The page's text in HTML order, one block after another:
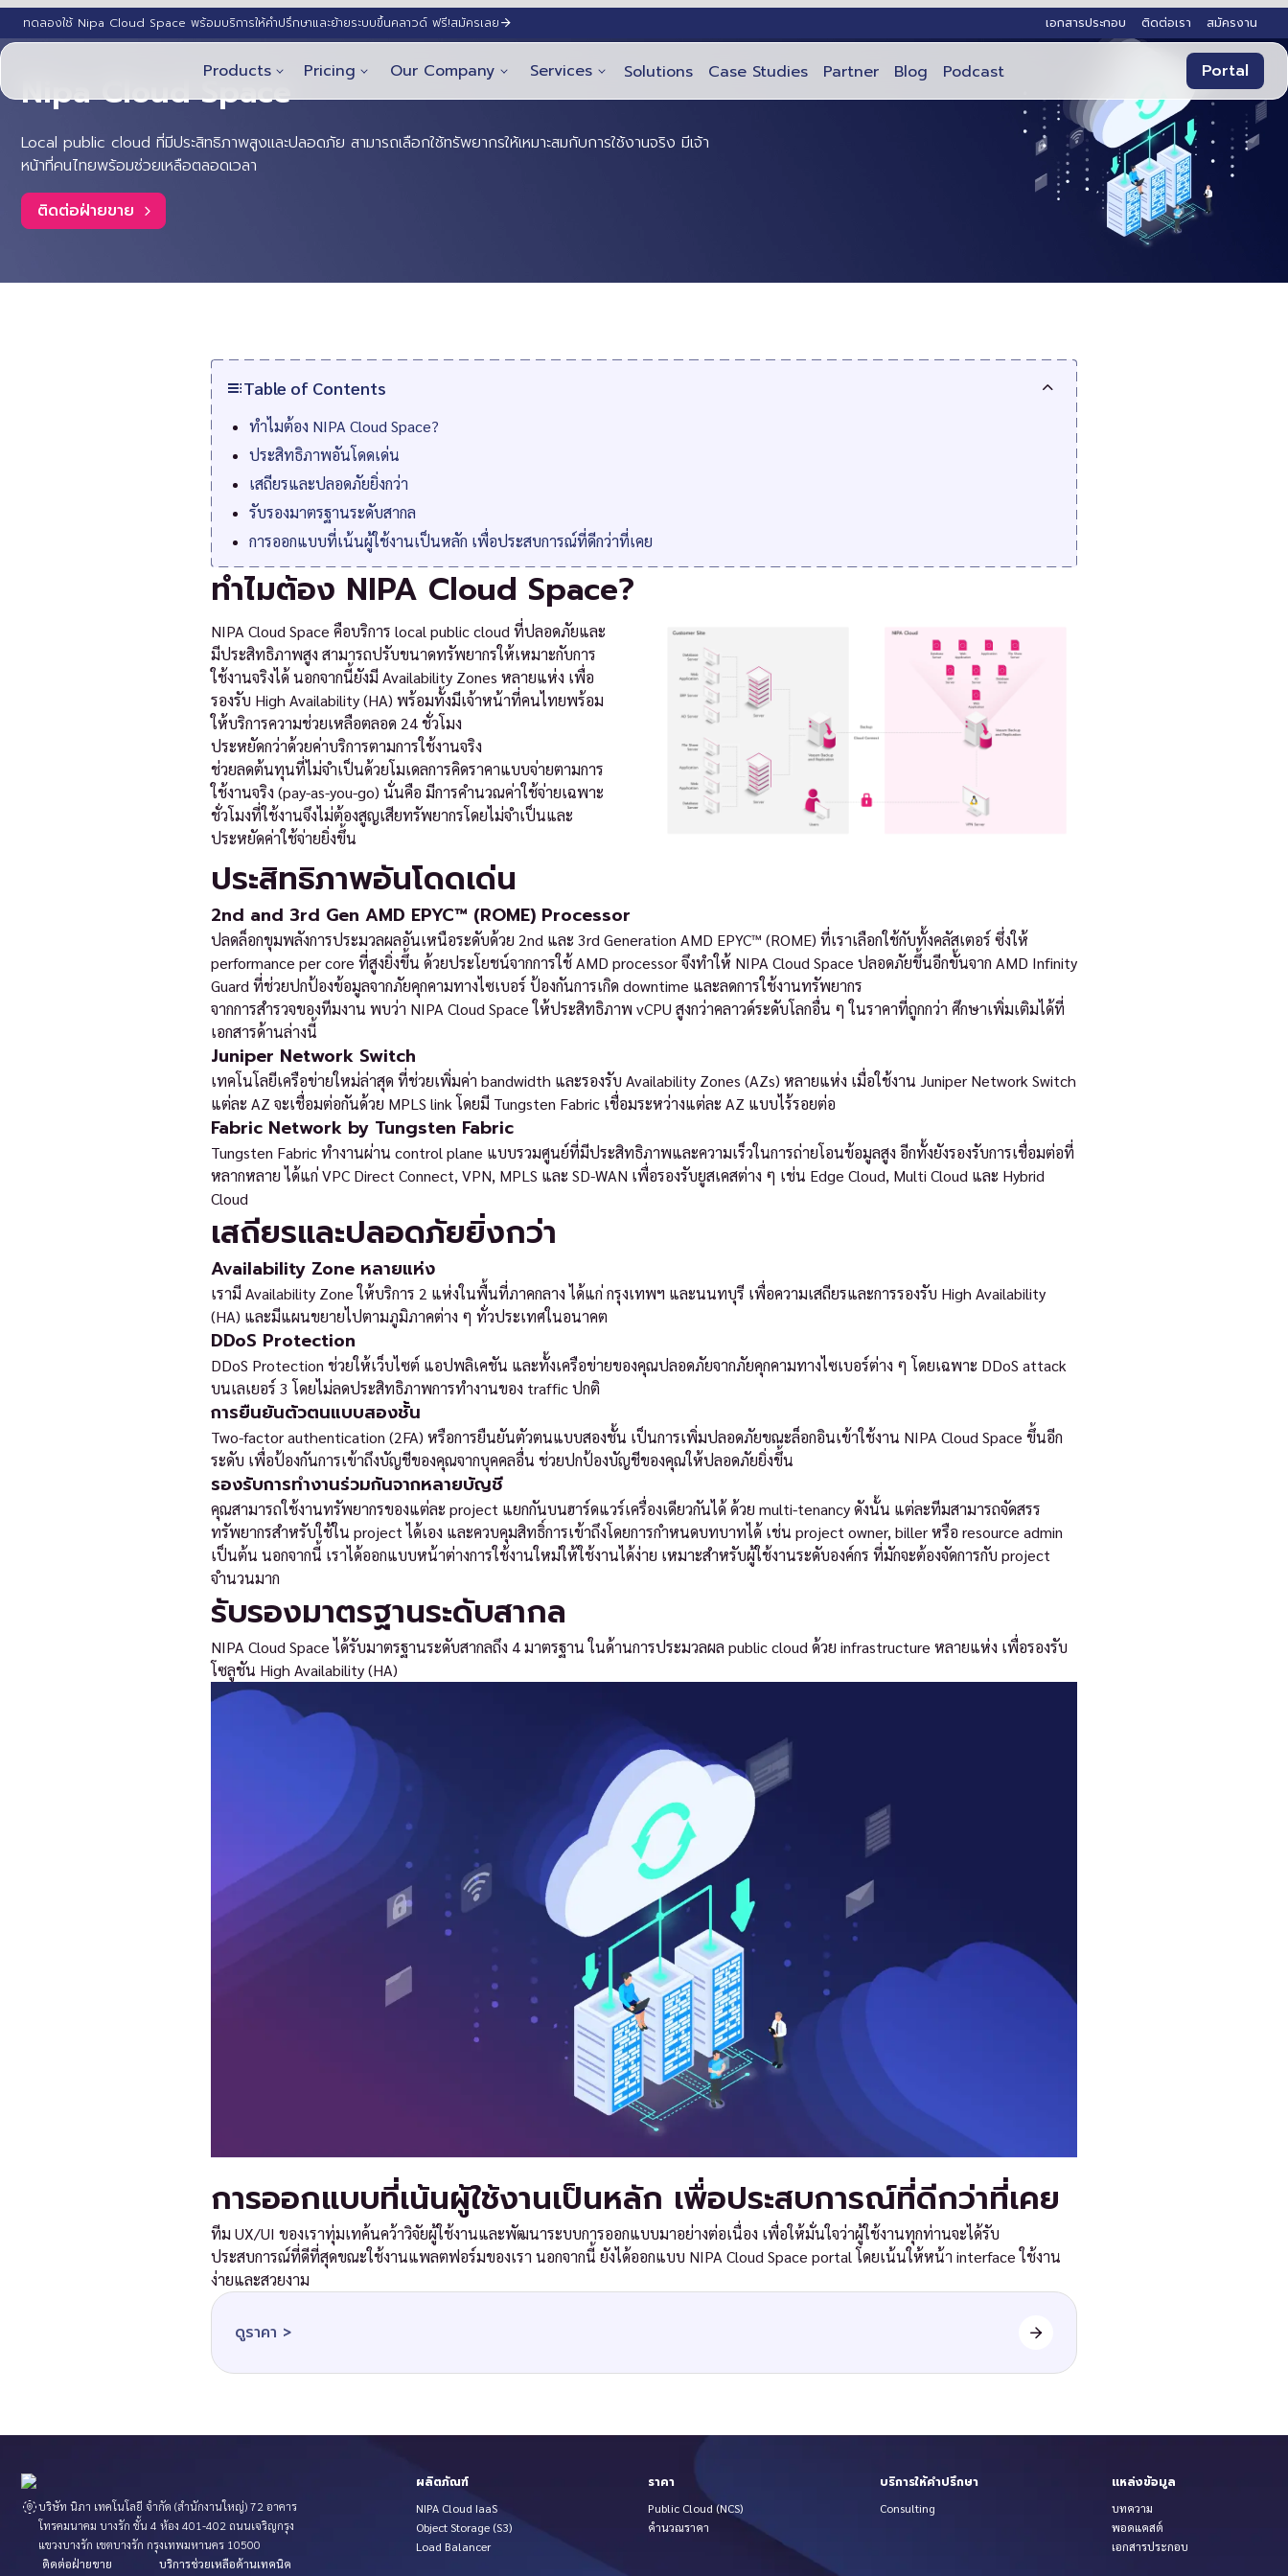
ทดลองใช้ Nipa Cloud Space พร้อมบริการให้คำปรึกษาและย้ายระบบขึ้นคลาวด์ ฟรี!สมัครเลย เอกสารประกอบ ติดต่อเรา สมัครงาน
Products Pricing Our Company Services Solutions Case Studies Partner Blog Podcast Portal
Nipa Cloud Space
Local public cloud ที่มีประสิทธิภาพสูงและปลอดภัย สามารถเลือกใช้ทรัพยากรให้เหมาะสมกับการใช้งานจริง มีเจ้า
หน้าที่คนไทยพร้อมช่วยเหลือตลอดเวลา
ติดต่อฝ่ายขาย
Table of Contents
ทำไมต้อง NIPA Cloud Space?
ประสิทธิภาพอันโดดเด่น
เสถียรและปลอดภัยยิ่งกว่า
รับรองมาตรฐานระดับสากล
การออกแบบที่เน้นผู้ใช้งานเป็นหลัก เพื่อประสบการณ์ที่ดีกว่าที่เคย
ทำไมต้อง NIPA Cloud Space?
NIPA Cloud Space คือบริการ local public cloud ที่ปลอดภัยและ
มีประสิทธิภาพสูง สามารถปรับขนาดทรัพยากรให้เหมาะกับการ
ใช้งานจริงได้ นอกจากนี้ยังมี Availability Zones หลายแห่ง เพื่อ
รองรับ High Availability (HA) พร้อมทั้งมีเจ้าหน้าที่คนไทยพร้อม
ให้บริการความช่วยเหลือตลอด 24 ชั่วโมง
ประหยัดกว่าด้วยค่าบริการตามการใช้งานจริง
ช่วยลดต้นทุนที่ไม่จำเป็นด้วยโมเดลการคิดราคาแบบจ่ายตามการ
ใช้งานจริง (pay-as-you-go) นั่นคือ มีการคำนวณค่าใช้จ่ายเฉพาะ
ชั่วโมงที่ใช้งานจึงไม่ต้องสูญเสียทรัพยากรโดยไม่จำเป็นและ
ประหยัดค่าใช้จ่ายยิ่งขึ้น
ประสิทธิภาพอันโดดเด่น
2nd and 3rd Gen AMD EPYC™ (ROME) Processor
ปลดล็อกขุมพลังการประมวลผลอันเหนือระดับด้วย 2nd และ 3rd Generation AMD EPYC™ (ROME) ที่เราเลือกใช้กับทั้งคลัสเตอร์ ซึ่งให้
performance per core ที่สูงยิ่งขึ้น ด้วยประโยชน์จากการใช้ AMD processor จึงทำให้ NIPA Cloud Space ปลอดภัยขึ้นอีกขั้นจาก AMD Infinity
Guard ที่ช่วยปกป้องข้อมูลจากภัยคุกคามทางไซเบอร์ ป้องกันการเกิด downtime และลดการใช้งานทรัพยากร
จากการสำรวจของทีมงาน พบว่า NIPA Cloud Space ให้ประสิทธิภาพ vCPU สูงกว่าคลาวด์ระดับโลกอื่น ๆ ในราคาที่ถูกกว่า ศึกษาเพิ่มเติมได้ที่
เอกสารด้านล่างนี้
Juniper Network Switch
เทคโนโลยีเครือข่ายใหม่ล่าสุด ที่ช่วยเพิ่มค่า bandwidth และรองรับ Availability Zones (AZs) หลายแห่ง เมื่อใช้งาน Juniper Network Switch
แต่ละ AZ จะเชื่อมต่อกันด้วย MPLS link โดยมี Tungsten Fabric เชื่อมระหว่างแต่ละ AZ แบบไร้รอยต่อ
Fabric Network by Tungsten Fabric
Tungsten Fabric ทำงานผ่าน control plane แบบรวมศูนย์ที่มีประสิทธิภาพและความเร็วในการถ่ายโอนข้อมูลสูง อีกทั้งยังรองรับการเชื่อมต่อที่
หลากหลาย ได้แก่ VPC Direct Connect, VPN, MPLS และ SD-WAN เพื่อรองรับยูสเคสต่าง ๆ เช่น Edge Cloud, Multi Cloud และ Hybrid
Cloud
เสถียรและปลอดภัยยิ่งกว่า
Availability Zone หลายแห่ง
เรามี Availability Zone ให้บริการ 2 แห่งในพื้นที่ภาคกลาง ได้แก่ กรุงเทพฯ และนนทบุรี เพื่อความเสถียรและการรองรับ High Availability
(HA) และมีแผนขยายไปตามภูมิภาคต่าง ๆ ทั่วประเทศในอนาคต
DDoS Protection
DDoS Protection ช่วยให้เว็บไซต์ แอปพลิเคชัน และทั้งเครือข่ายของคุณปลอดภัยจากภัยคุกคามทางไซเบอร์ต่าง ๆ โดยเฉพาะ DDoS attack
บนเลเยอร์ 3 โดยไม่ลดประสิทธิภาพการทำงานของ traffic ปกติ
การยืนยันตัวตนแบบสองชั้น
Two-factor authentication (2FA) หรือการยืนยันตัวตนแบบสองชั้น เป็นการเพิ่มปลอดภัยขณะล็อกอินเข้าใช้งาน NIPA Cloud Space ขึ้นอีก
ระดับ เพื่อป้องกันการเข้าถึงบัญชีของคุณจากบุคคลอื่น ช่วยปกป้องบัญชีของคุณให้ปลอดภัยยิ่งขึ้น
รองรับการทำงานร่วมกันจากหลายบัญชี
คุณสามารถใช้งานทรัพยากรของแต่ละ project แยกกันบนฮาร์ดแวร์เครื่องเดียวกันได้ ด้วย multi-tenancy ดังนั้น แต่ละทีมสามารถจัดสรร
ทรัพยากรสำหรับใช้ใน project ได้เอง และควบคุมสิทธิ์การเข้าถึงโดยการกำหนดบทบาทได้ เช่น project owner, biller หรือ resource admin
เป็นต้น นอกจากนี้ เราได้ออกแบบหน้าต่างการใช้งานใหม่ให้ใช้งานได้ง่าย เหมาะสำหรับผู้ใช้งานระดับองค์กร ที่มักจะต้องจัดการกับ project
จำนวนมาก
รับรองมาตรฐานระดับสากล
NIPA Cloud Space ได้รับมาตรฐานระดับสากลถึง 4 มาตรฐาน ในด้านการประมวลผล public cloud ด้วย infrastructure หลายแห่ง เพื่อรองรับ
โซลูชัน High Availability (HA)
การออกแบบที่เน้นผู้ใช้งานเป็นหลัก เพื่อประสบการณ์ที่ดีกว่าที่เคย
ทีม UX/UI ของเราทุ่มเทค้นคว้าวิจัยผู้ใช้งานและพัฒนาระบบการออกแบบมาอย่างต่อเนื่อง เพื่อให้มั่นใจว่าผู้ใช้งานทุกท่านจะได้รับ
ประสบการณ์ที่ดีที่สุดขณะใช้งานแพลตฟอร์มของเรา นอกจากนี้ ยังได้ออกแบบ NIPA Cloud Space portal โดยเน้นให้หน้า interface ใช้งาน
ง่ายและสวยงาม
ดูราคา >
บริษัท นิภา เทคโนโลยี จำกัด (สำนักงานใหญ่) 72 อาคาร
โทรคมนาคม บางรัก ชั้น 4 ห้อง 401-402 ถนนเจริญกรุง
แขวงบางรัก เขตบางรัก กรุงเทพมหานคร 10500
ติดต่อฝ่ายขาย
บริการช่วยเหลือด้านเทคนิค
ผลิตภัณฑ์
NIPA Cloud IaaS
Object Storage (S3)
Load Balancer
ราคา
Public Cloud (NCS)
คำนวณราคา
บริการให้คำปรึกษา
Consulting
แหล่งข้อมูล
บทความ
พอดแคสต์
เอกสารประกอบ